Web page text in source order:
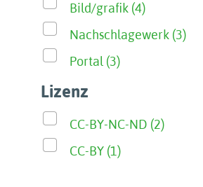
Bild/grafik (4)
Nachschlagewerk (3)
Portal (3)
Lizenz
CC-BY-NC-ND (2)
CC-BY (1)